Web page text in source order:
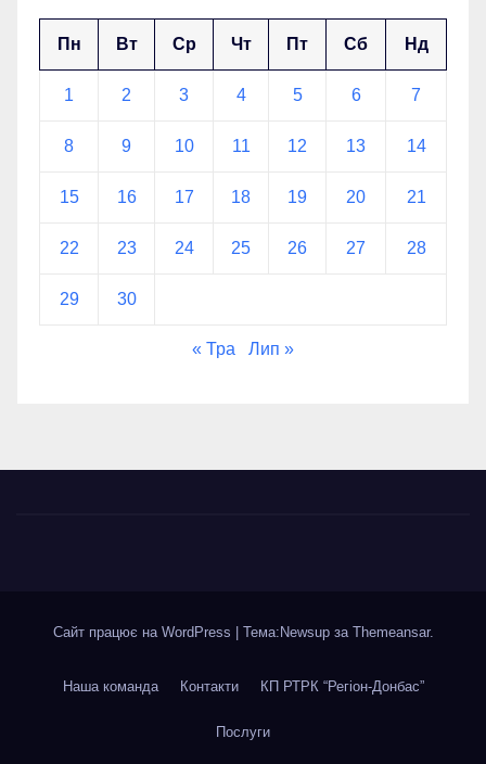
Пн Вт Ср Чт Пт Сб Нд
1 2 3 4 5 6 7
8 9 10 11 12 13 14
15 16 17 18 19 20 21
22 23 24 25 26 27 28
29 30
« Тра Лип »
Сайт працює на WordPress Тема:Newsup за Themeansar.
Наша команда Контакти КП РТРК “Регіон-Донбас”
Послуги